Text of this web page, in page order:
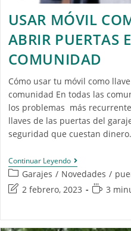
USAR MÓVIL
ABRIR PUERTAS
COMUNIDAD
Cómo usar tu móvil como
comunidad En todas las
los problemas más
llaves de las puertas del
seguridad que cuestan
Continuar Leyendo
Garajes / Novedades /
2 febrero, 2023
3